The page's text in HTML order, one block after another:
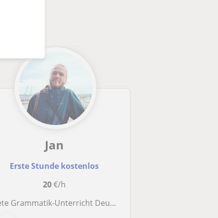
Jan
Erste Stunde kostenlos
20€/h
Unterricht Deutsch an, nur online. Einfach und verständlich erklärt durch erfahrenen Sprachtrainer